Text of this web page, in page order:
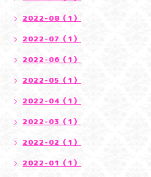
2022-08（1）
2022-07（1）
2022-06（1）
2022-05（1）
2022-04（1）
2022-03（1）
2022-02（1）
2022-01（1）